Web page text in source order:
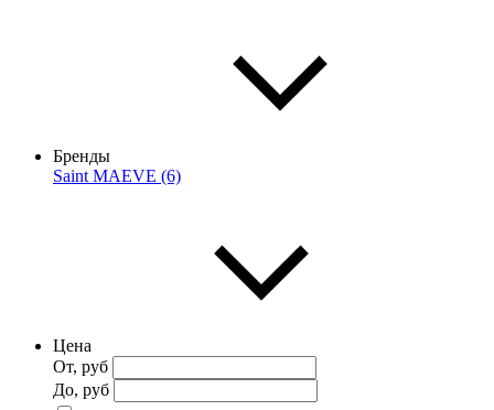
Бренды
Saint MAEVE (6)
Цена
От, руб
До, руб